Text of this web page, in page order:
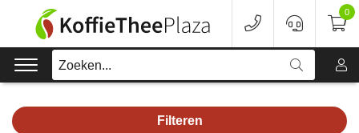
Zoeken...
0
Filteren